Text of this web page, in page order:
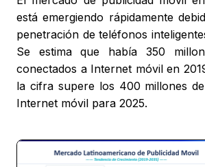
está emergiendo rápidamente
penetración de teléfonos
Se estima que había 350
conectados a Internet móvil en
la cifra supere los 400 millones
Internet móvil para 2025.